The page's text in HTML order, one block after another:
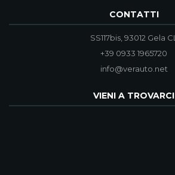
CONTATTI
SS117bis, 93012 Gela CL
+39 0933 1965720
info@verauto.net
VIENI A TROVARCI